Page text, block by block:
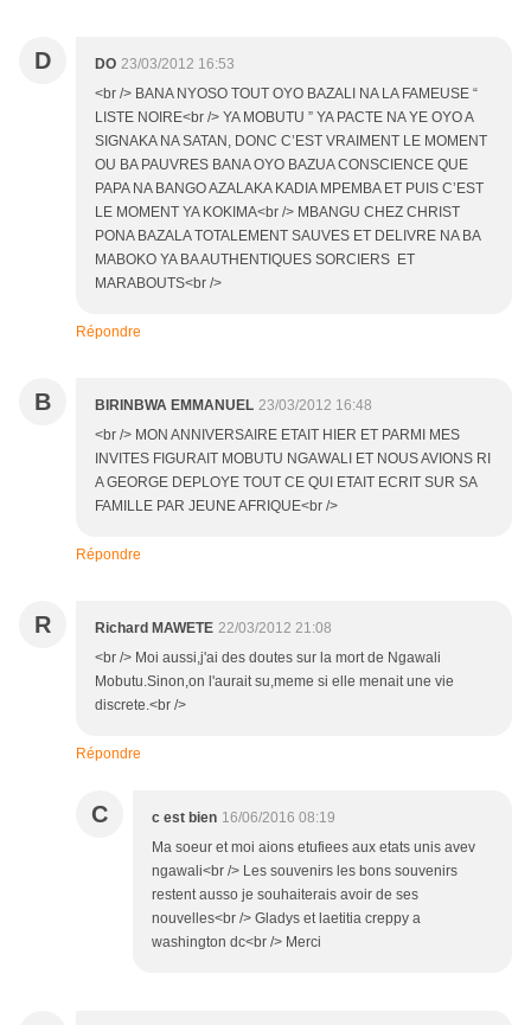
D DO 23/03/2012 16:53
<br /> BANA NYOSO TOUT OYO BAZALI NA LA FAMEUSE “
LISTE NOIRE<br /> YA MOBUTU ” YA PACTE NA YE OYO A
SIGNAKA NA SATAN, DONC C’EST VRAIMENT LE MOMENT
OU BA PAUVRES BANA OYO BAZUA CONSCIENCE QUE
PAPA NA BANGO AZALAKA KADIA MPEMBA ET PUIS C’EST
LE MOMENT YA KOKIMA<br /> MBANGU CHEZ CHRIST
PONA BAZALA TOTALEMENT SAUVES ET DELIVRE NA BA
MABOKO YA BA AUTHENTIQUES SORCIERS ET
MARABOUTS<br />
Répondre
B BIRINBWA EMMANUEL 23/03/2012 16:48
<br /> MON ANNIVERSAIRE ETAIT HIER ET PARMI MES
INVITES FIGURAIT MOBUTU NGAWALI ET NOUS AVIONS RI
A GEORGE DEPLOYE TOUT CE QUI ETAIT ECRIT SUR SA
FAMILLE PAR JEUNE AFRIQUE<br />
Répondre
R Richard MAWETE 22/03/2012 21:08
<br /> Moi aussi,j'ai des doutes sur la mort de Ngawali
Mobutu.Sinon,on l'aurait su,meme si elle menait une vie
discrete.<br />
Répondre
C c est bien 16/06/2016 08:19
Ma soeur et moi aions etufiees aux etats unis avev
ngawali<br /> Les souvenirs les bons souvenirs
restent ausso je souhaiterais avoir de ses
nouvelles<br /> Gladys et laetitia creppy a
washington dc<br /> Merci